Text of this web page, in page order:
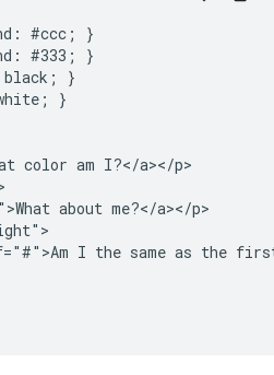
#ccc; }
#333; }
}
}
color am I?</a></p>
about me?</a></p>
I the same as the